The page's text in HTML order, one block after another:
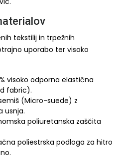
tekstilij in trpežnih
uporabo ter visoko
visoko odporna elastična
fabric).
(Micro-suede) z
usnja.
poliuretanska zaščita
poliestrska podloga za hitro